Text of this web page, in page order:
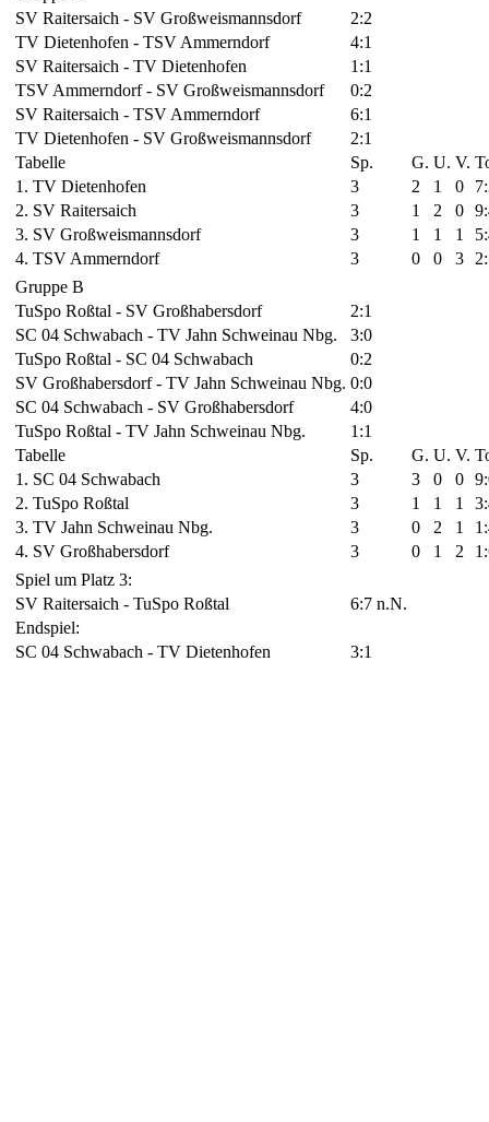
SV Raitersaich - SV Großweismannsdorf
2:2
TV Dietenhofen - TSV Ammerndorf
4:1
SV Raitersaich - TV Dietenhofen
1:1
TSV Ammerndorf - SV Großweismannsdorf
0:2
SV Raitersaich - TSV Ammerndorf
6:1
TV Dietenhofen - SV Großweismannsdorf
2:1
Tabelle
Sp. G. U. V.
1. TV Dietenhofen
3 2 1 0
2. SV Raitersaich
3 1 2 0
3. SV Großweismannsdorf
3 1 1 1
4. TSV Ammerndorf
3 0 0 3
Gruppe B
TuSpo Roßtal - SV Großhabersdorf
2:1
SC 04 Schwabach - TV Jahn Schweinau Nbg.
3:0
TuSpo Roßtal - SC 04 Schwabach
0:2
SV Großhabersdorf - TV Jahn Schweinau Nbg. 0:0
SC 04 Schwabach - SV Großhabersdorf
4:0
TuSpo Roßtal - TV Jahn Schweinau Nbg.
1:1
Tabelle
Sp. G. U. V.
1. SC 04 Schwabach
3 3 0 0
2. TuSpo Roßtal
3 1 1 1
3. TV Jahn Schweinau Nbg.
3 0 2 1
4. SV Großhabersdorf
3 0 1 2
Spiel um Platz 3:
SV Raitersaich - TuSpo Roßtal
6:7 n.N.
Endspiel:
SC 04 Schwabach - TV Dietenhofen
3:1